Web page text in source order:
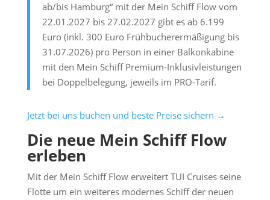
ab/bis Hamburg“ mit der Mein Schiff Flow vom
22.01.2027 bis 27.02.2027 gibt es ab 6.199
Euro (inkl. 300 Euro Frühbucherermäßigung bis
31.07.2026) pro Person in einer Balkonkabine
mit den Mein Schiff Premium-Inklusivleistungen
bei Doppelbelegung, jeweils im PRO-Tarif.
Jetzt bei uns buchen und beste Preise sichern →
Die neue Mein Schiff Flow
erleben
Mit der Mein Schiff Flow erweitert TUI Cruises seine
Flotte um ein weiteres modernes Schiff der neuen